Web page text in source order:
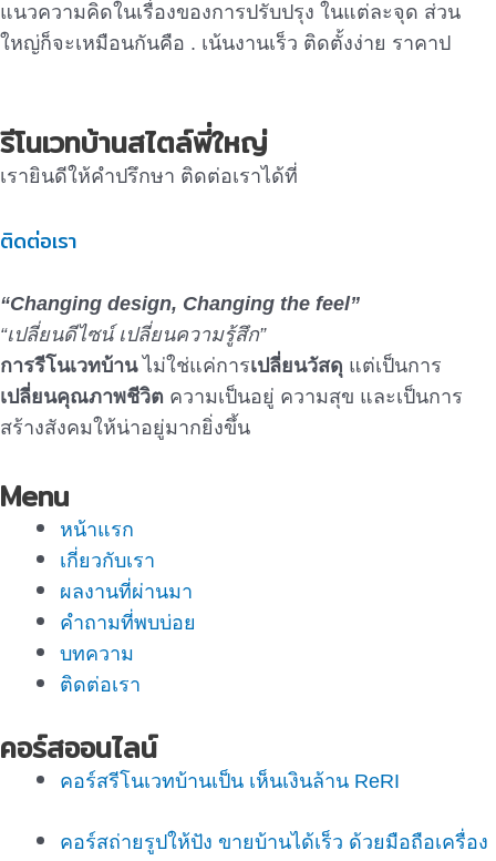
แนวความคิดในเรื่องของการปรับปรุง ในแต่ละจุด ส่วน
ใหญ่ก็จะเหมือนกันคือ . เน้นงานเร็ว ติดตั้งง่าย ราคาป
รีโนเวทบ้านสไตล์พี่ใหญ่
เรายินดีให้คำปรึกษา ติดต่อเราได้ที่
ติดต่อเรา
“Changing design, Changing the feel”
“เปลี่ยนดีไซน์ เปลี่ยนความรู้สึก”
การรีโนเวทบ้านไม่ใช่แค่การเปลี่ยนวัสดุ แต่เป็นการ
เปลี่ยนคุณภาพชีวิต ความเป็นอยู่ ความสุข และเป็นการ
สร้างสังคมให้น่าอยู่มากยิ่งขึ้น
Menu
หน้าแรก
เกี่ยวกับเรา
ผลงานที่ผ่านมา
คำถามที่พบบ่อย
บทความ
ติดต่อเรา
คอร์สออนไลน์
คอร์สรีโนเวทบ้านเป็น เห็นเงินล้าน ReRI
คอร์สถ่ายรูปให้ปัง ขายบ้านได้เร็ว ด้วยมือถือเครื่อง